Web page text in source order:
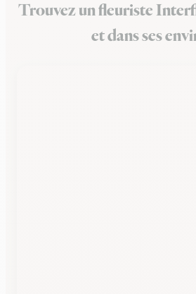
Trouvez un fleuriste
et dans ses